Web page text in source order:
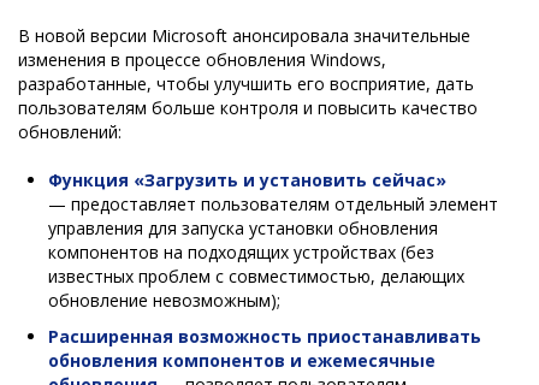
В новой версии Microsoft анонсировала значительные
изменения в процессе обновления Windows,
разработанные, чтобы улучшить его восприятие, дать
пользователям больше контроля и повысить качество
обновлений:
Функция «Загрузить и установить сейчас»
— предоставляет пользователям отдельный элемент
управления для запуска установки обновления
компонентов на подходящих устройствах (без
известных проблем с совместимостью, делающих
обновление невозможным);
Расширенная возможность приостанавливать
обновления компонентов и ежемесячные